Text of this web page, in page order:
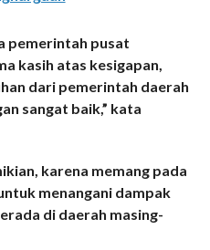
pemerintah pusat
kasih atas kesigapan,
dari pemerintah daerah
sangat baik,” kata
karena memang pada
menangani dampak
di daerah masing-